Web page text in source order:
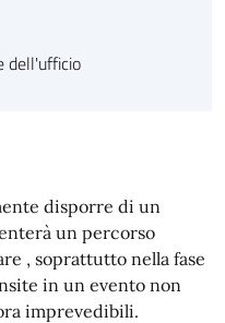
dell'ufficio
disporre di un
un percorso
, soprattutto nella fase
in un evento non
imprevedibili.